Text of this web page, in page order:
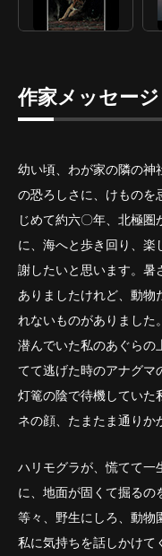
作家メッセージ
幼い頃、わが家の隣の神
の恐ろしさに、けものを
じめて約六〇年、北極
に、海へと歩き回り、楽
謝したいと思います。暑
ありましたけれど、動物
れないものがありました。
潜んでいた私のあぐらの
てて逃げた時のアナグマ
灯篭の陰で待機していた
ネの顔、たまたま通りか
ハリモグラが、慌てて一
に、地面が固くて掘るの
等々、野生にしろ、動物
私に気持ちを話しかけて